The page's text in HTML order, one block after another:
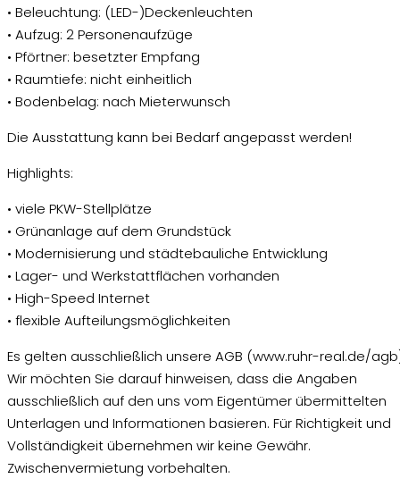
• Beleuchtung: (LED-)Deckenleuchten
• Aufzug: 2 Personenaufzüge
• Pförtner: besetzter Empfang
• Raumtiefe: nicht einheitlich
• Bodenbelag: nach Mieterwunsch
Die Ausstattung kann bei Bedarf angepasst werden!
Highlights:
• viele PKW-Stellplätze
• Grünanlage auf dem Grundstück
• Modernisierung und städtebauliche Entwicklung
• Lager- und Werkstattflächen vorhanden
• High-Speed Internet
• flexible Aufteilungsmöglichkeiten
Es gelten ausschließlich unsere AGB (www.ruhr-real.de/
Wir möchten Sie darauf hinweisen, dass die Angaben
ausschließlich auf den uns vom Eigentümer übermittelten
Unterlagen und Informationen basieren. Für Richtigkeit und
Vollständigkeit übernehmen wir keine Gewähr.
Zwischenvermietung vorbehalten.